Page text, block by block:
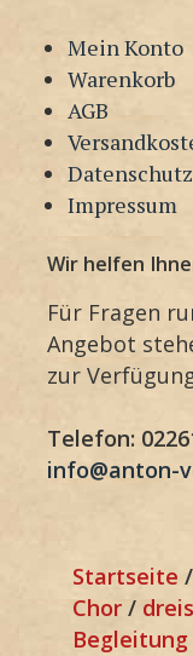
Mein Konto
Warenkorb
AGB
Datenschutz
Impressum
Wir helfen
Für Fragen
Angebot
zur
Telefon:
info@anton-
Startseite /
Chor /
Begleitung